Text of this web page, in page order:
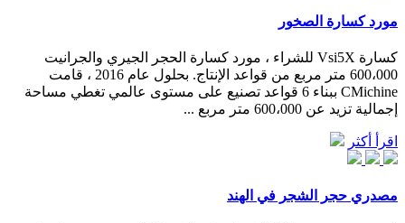
مورد كسارة الصخور
كسارة Vsi5X للشراء ، مورد كسارة الحجر الجيري والجرانيت
600،000 متر مربع من قواعد الإنتاج. بحلول عام 2016 ، قامت
CMichine ببناء 6 قواعد تصنيع على مستوى عالمي تغطي مساحة
إجمالية تزيد عن 600،000 متر مربع ...
اقرأ أكثر
مصدري حجر الشجر في الهند